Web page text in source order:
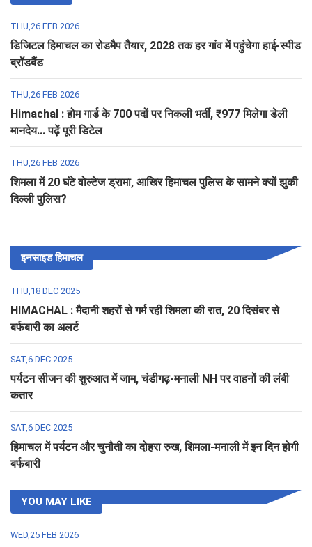
THU,26 FEB 2026
डिजिटल हिमाचल का रोडमैप तैयार, 2028 तक हर गांव में पहुंचेगा हाई-स्पीड
ब्रॉडबैंड
THU,26 FEB 2026
Himachal : होम गार्ड के 700 पदों पर निकली भर्ती, ₹977 मिलेगा डेली
मानदेय... पढ़ें पूरी डिटेल
THU,26 FEB 2026
शिमला में 20 घंटे वोल्टेज ड्रामा, आखिर हिमाचल पुलिस के सामने क्यों झुकी
दिल्ली पुलिस?
इनसाइड हिमाचल
THU,18 DEC 2025
HIMACHAL : मैदानी शहरों से गर्म रही शिमला की रात, 20 दिसंबर से
बर्फबारी का अलर्ट
SAT,6 DEC 2025
पर्यटन सीजन की शुरुआत में जाम, चंडीगढ़-मनाली NH पर वाहनों की लंबी
कतार
SAT,6 DEC 2025
हिमाचल में पर्यटन और चुनौती का दोहरा रुख, शिमला-मनाली में इन दिन होगी
बर्फबारी
YOU MAY LIKE
WED,25 FEB 2026